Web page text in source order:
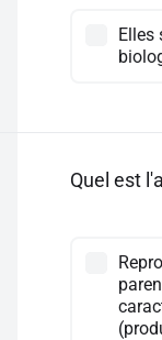
Elles
Quel est